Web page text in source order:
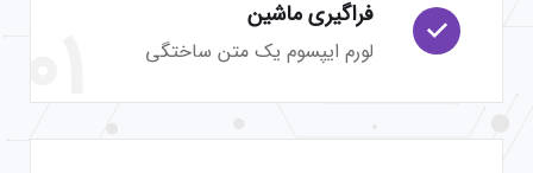
01 فراگیری ماشین
لورم ایپسوم یک متن ساختگی